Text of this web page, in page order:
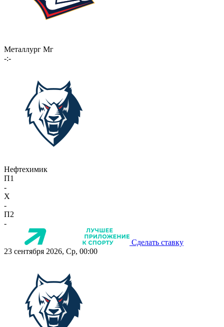
Металлург Мг
-:-
Нефтехимик
П1
-
X
-
П2
-
Сделать ставку
23 сентября 2026, Ср, 00:00